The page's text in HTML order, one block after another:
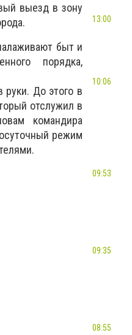
выезд в зону
быт и
порядка,
руки. До этого в
отслужил в
командира
режим
13:00
10:06
09:53
09:35
08:55